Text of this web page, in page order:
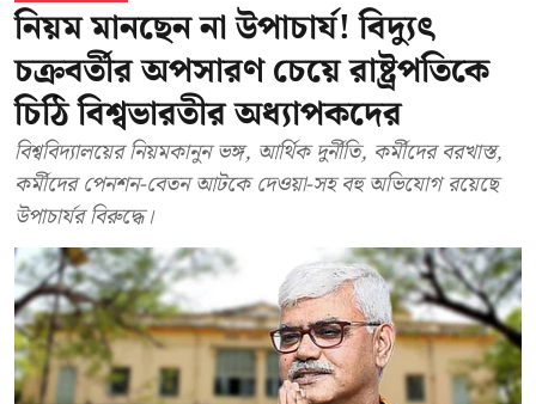
নিয়ম মানছেন না উপাচার্য! বিদ্যুৎ
চক্রবর্তীর অপসারণ চেয়ে রাষ্ট্রপতিকে
চিঠি বিশ্বভারতীর অধ্যাপকদের
বিশ্ববিদ্যালয়ের নিয়মকানুন ভঙ্গ, আর্থিক দুর্নীতি, কর্মীদের বরখাস্ত,
কর্মীদের পেনশন-বেতন আটকে দেওয়া-সহ বহু অভিযোগ রয়েছে
উপাচার্যর বিরুদ্ধে।